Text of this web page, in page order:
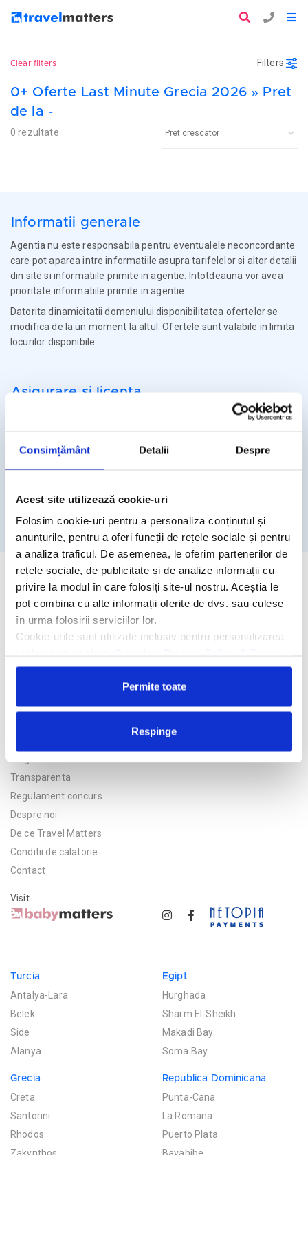
Consimțământ Detalii Despre
Acest site utilizează cookie-uri
Folosim cookie-uri pentru a personaliza conținutul și
anunțurile, pentru a oferi funcții de rețele sociale și pentru
a analiza traficul. De asemenea, le oferim partenerilor de
rețele sociale, de publicitate și de analize informații cu
privire la modul în care folosiți site-ul nostru. Aceștia le
pot combina cu alte informații oferite de dvs. sau culese
în urma folosirii serviciilor lor.
Cookie-urile sunt utilizate inclusiv pentru personalizarea
Permite toate
Respinge
Clear filters Filters
0+ Oferte Last Minute Grecia 2026 » Pret
de la -
0 rezultate
Informatii generale
Agentia nu este responsabila pentru eventualele neconcordante
care pot aparea intre informatiile asupra tarifelelor si altor detalii
din site si informatiile primite in agentie. Intotdeauna vor avea
prioritate informatiile primite in agentie.
Datorita dinamicitatii domeniului disponibilitatea ofertelor se
modifica de la un moment la altul. Ofertele sunt valabile in limita
locurilor disponibile.
Asigurare si licenta
Agentia Travel Matters functioneaza sub Licenta de Turism nr.
Agentia Travel Matters este asigurata la Omniasig cu Polita
Licenta de turism Asigurare
Transparenta
Regulament concurs
Despre noi
De ce Travel Matters
Conditii de calatorie
Contact
Visit
Turcia
Antalya-Lara
Belek
Side
Alanya
Egipt
Hurghada
Sharm El-Sheikh
Makadi Bay
Soma Bay
Grecia
Creta
Santorini
Rhodos
Zakynthos
Republica Dominicana
Punta-Cana
La Romana
Puerto Plata
Bayahibe